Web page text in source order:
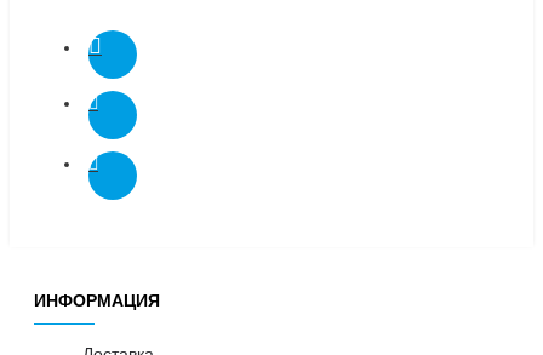
ИНФОРМАЦИЯ